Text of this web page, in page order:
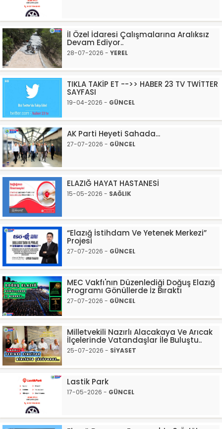
İl Özel İdaresi Çalışmalarına Aralıksız
Devam Ediyor..
28-07-2026 - YEREL
TIKLA TAKİP ET -->> HABER 23 TV TWİTTER
SAYFASI
19-04-2026 - GÜNCEL
AK Parti Heyeti Sahada...
27-07-2026 - GÜNCEL
ELAZIĞ HAYAT HASTANESİ
15-05-2026 - SAĞLIK
“Elazığ İstihdam Ve Yetenek Merkezi”
Projesi
27-07-2026 - GÜNCEL
MEC Vakfı'nın Düzenlediği Doğuş Elazığ
Programı Gönüllerde İz Bıraktı
27-07-2026 - GÜNCEL
Milletvekili Nazırlı Alacakaya Ve Arıcak
İlçelerinde Vatandaşlar İle Buluştu..
25-07-2026 - SİYASET
Lastik Park
17-05-2026 - GÜNCEL